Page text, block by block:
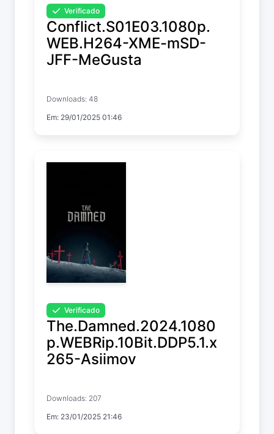
Verificado
Conflict.S01E03.1080p.
WEB.H264-XME-mSD-
JFF-MeGusta
Temp. 1 EP. 3
Downloads: 48
Em: 29/01/2025 01:46
Verificado
The.Damned.2024.1080
p.WEBRip.10Bit.DDP5.1.x
265-Asiimov
Downloads: 207
Em: 23/01/2025 21:46